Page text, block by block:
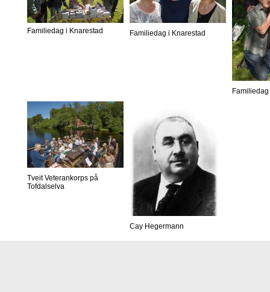
Familiedag i Knarestad Familiedag i Knarestad
Tveit Veterankorps på
Tofdalselva
Cay Hegermann